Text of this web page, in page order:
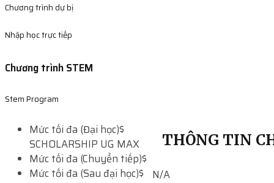
Chương trình dự bị
Nhập học trực tiếp
Chương trình STEM
Stem Program
Mức tối đa (Đại học)$
SCHOLARSHIP UG MAX
Mức tối đa (Chuyển tiếp)$
Mức tối đa (Sau đại học)$
THÔNG TIN
N/A